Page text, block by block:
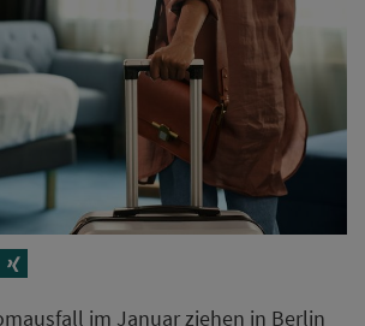
im Januar ziehen in Berlin